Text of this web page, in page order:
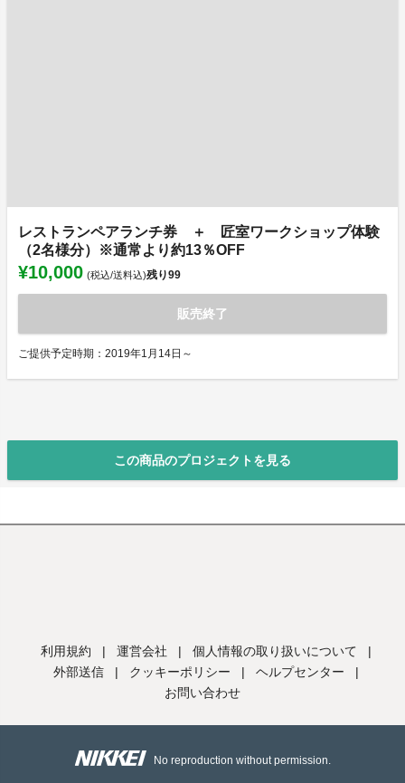
レストランペアランチ券 ＋ 匠室ワークショップ体験
（2名様分）※通常より約13％OFF
¥10,000 (税込/送料込)残り99
販売終了
ご提供予定時期：2019年1月14日～
この商品のプロジェクトを見る
利用規約 | 運営会社 | 個人情報の取り扱いについて
|
外部送信
| クッキーポリシー | ヘルプセンター
|
お問い合わせ
No reproduction without permission.